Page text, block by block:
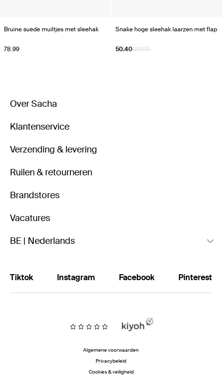
Bruine suède muiltjes met sleehak
78.99
Snake hoge sleehak laarzen met flap
126.00
50.40
Over Sacha
Klantenservice
Verzending & levering
Ruilen & retourneren
Brandstores
Vacatures
BE | Nederlands
Tiktok Instagram Facebook Pinterest
Algemene voorwaarden
Privacybeleid
Cookies & veiligheid